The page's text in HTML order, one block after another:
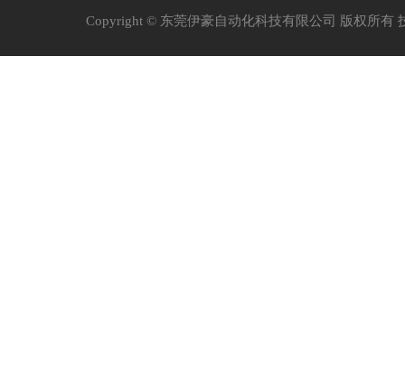
Copyright © 东莞伊豪自动化科技有限公司 版权所有